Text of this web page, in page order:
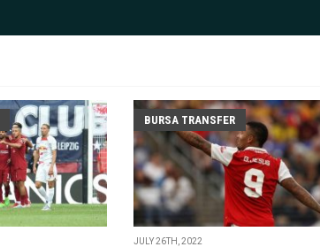
BURSA TRANSFER
JULY 26TH, 2022